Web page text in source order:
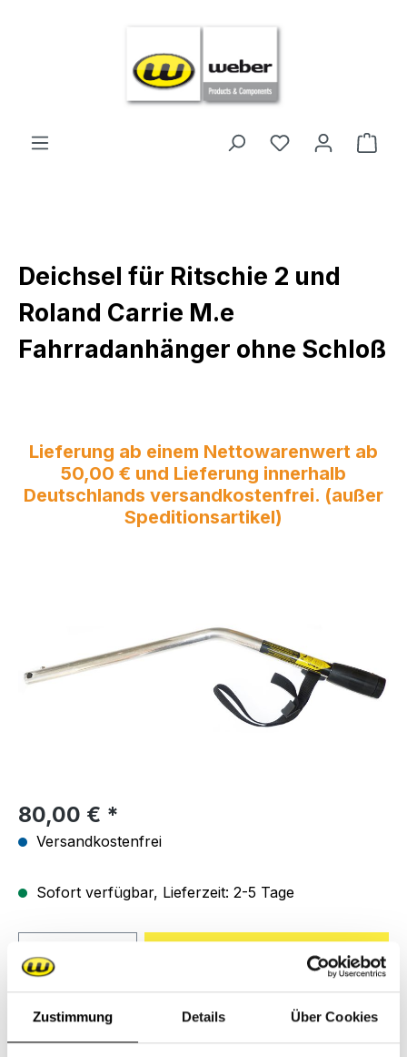
Zustimmung Details Über Cookies
Deichsel für Ritschie 2 und
Roland Carrie M.e
Fahrradanhänger ohne Schloß
Lieferung ab einem Nettowarenwert ab
50,00 € und Lieferung innerhalb
Deutschlands versandkostenfrei. (außer
Speditionsartikel)
Regulärer Preis:
80,00 €
Versandkostenfrei
Sofort verfügbar, Lieferzeit: 2-5 Tage
Produkt Anzahl: Gib den gewünschten
In den Warenkorb
Zum Merkzettel hinzufügen
Produktnummer:R2.12.100.00